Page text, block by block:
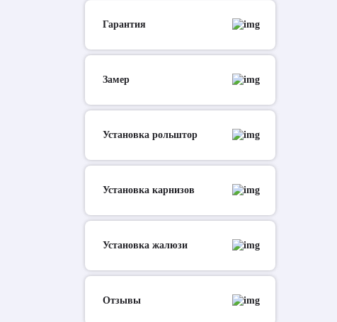
Гарантия
Замер
Установка рольштор
Установка карнизов
Установка жалюзи
Отзывы